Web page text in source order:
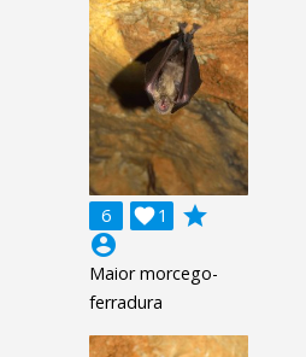
6 1

grade
account_circle
Maior morcego-
ferradura